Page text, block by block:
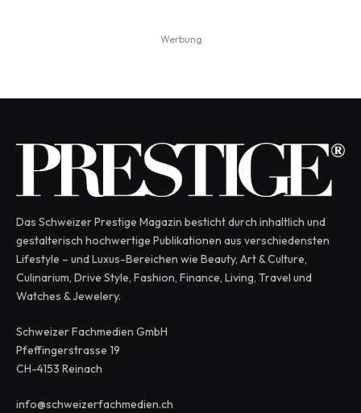
Werbung
Das Schweizer Prestige Magazin besticht durch inhaltlich und
gestalterisch hochwertige Publikationen aus verschiedensten
Lifestyle – und Luxus-Bereichen wie Beauty, Art & Culture,
Culinarium, Drive Style, Fashion, Finance, Living, Travel und
Watches & Jewelery.
Schweizer Fachmedien GmbH
Pfeffingerstrasse 19
CH-4153 Reinach
info@schweizerfachmedien.ch